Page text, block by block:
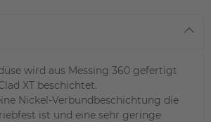
üse wird aus Messing 360 gefertigt
XT beschichtet.
Nickel-Verbundbeschichtung die
ist und eine sehr geringe